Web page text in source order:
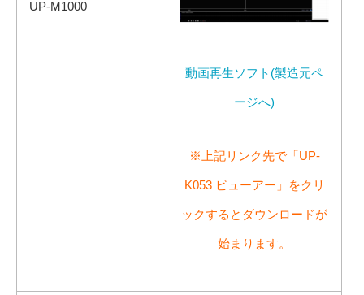
UP-M1000
動画再生ソフト(製造元ペ
ージへ)
※上記リンク先で「UP-
K053 ビューアー」をクリ
ックするとダウンロードが
始まります。